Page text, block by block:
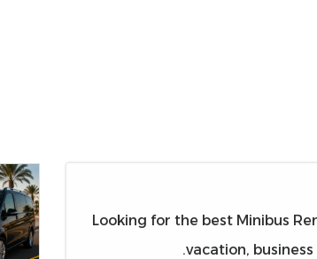
Looking for the best Minibus
vacation,